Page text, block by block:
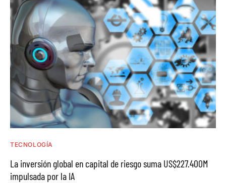
TECNOLOGÍA
La inversión global en capital de riesgo suma US$227.400M
impulsada por la IA